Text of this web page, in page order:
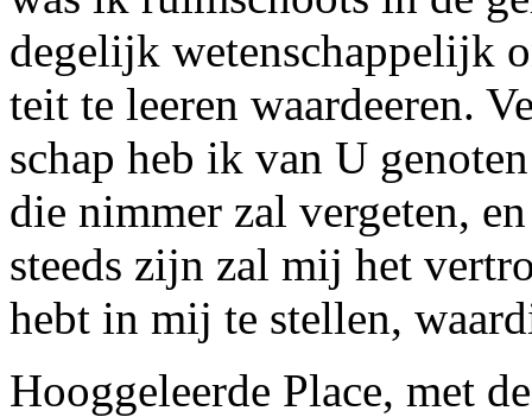
degelijk wetenschappelijk
teit te leeren waardeeren.
schap heb ik van U
die nimmer zal vergeten,
steeds zijn zal mij het
hebt in mij te stellen,
Hooggeleerde Place, met